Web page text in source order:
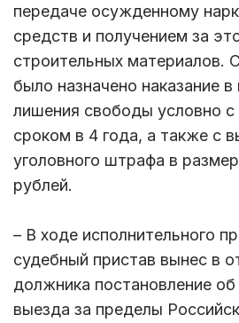
передаче осужденному
средств и получением за
строительных материалов.
было назначено наказание в
лишения свободы условно
сроком в 4 года, а также с
уголовного штрафа в
рублей.
– В ходе исполнительного
судебный пристав вынес в
должника постановление
выезда за пределы